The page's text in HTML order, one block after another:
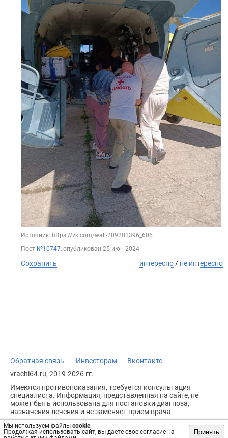
Мы используем файлы cookie.
Продолжая использовать сайт, вы даете свое согласие на
Принять
Источник: https://vk.com/wall-209201396_605
Пост №10747, опубликован 25 июн 2024
Сохранить интересно/ не интересно
Обратная связь Инвесторам
Вконтакте
vrachi64.ru, 2019-2026 гг.
Имеются противопоказания, требуется консультация
специалиста. Информация, представленная на сайте, не
может быть использована для постановки диагноза,
назначения лечения и не заменяет прием врача.
Возрастное ограничение: 18+